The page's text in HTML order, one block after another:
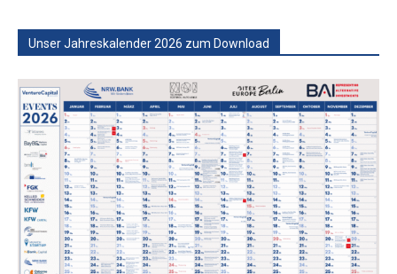
Unser Jahreskalender 2026 zum Download